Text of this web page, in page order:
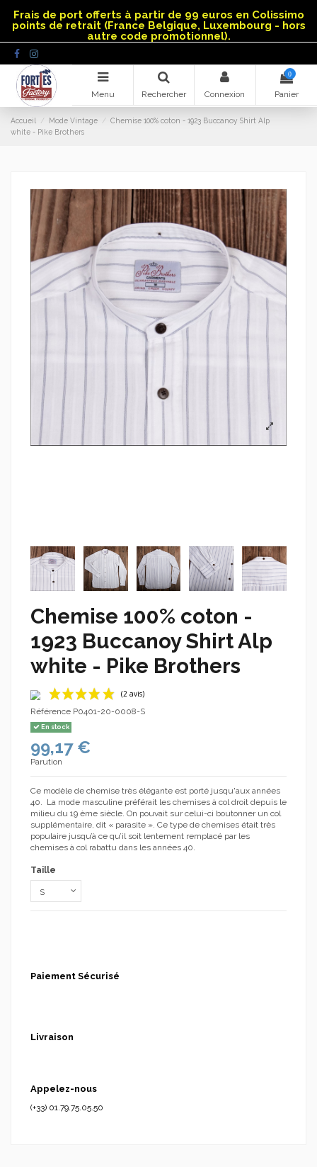
Frais de port offerts à partir de 99 euros en Colissimo
points de retrait (France Belgique, Luxembourg - hors
autre code promotionnel).
Menu Rechercher Connexion
0
Panier
Accueil Mode Vintage
Chemise 100% coton - 1923 Buccanoy Shirt Alp
white - Pike Brothers
Chemise 100% coton -
1923 Buccanoy Shirt Alp
white - Pike Brothers
(2 avis)
Référence P0401-20-0008-S
En stock
99,17 €
Parution
Ce modèle de chemise très élégante est porté jusqu'aux années
40. La mode masculine préférait les chemises à col droit depuis le
milieu du 19 ème siècle. On pouvait sur celui-ci boutonner un col
supplémentaire, dit « parasite ». Ce type de chemises était très
populaire jusqu’à ce qu’il soit lentement remplacé par les
chemises à col rabattu dans les années 40.
Taille
Paiement Sécurisé
Livraison
Appelez-nous
(+33) 01.79.75.05.50